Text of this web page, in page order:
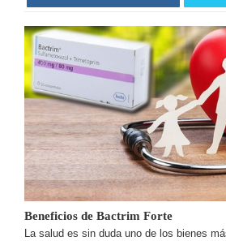
Beneficios de Bactrim Forte
La salud es sin duda uno de los bienes